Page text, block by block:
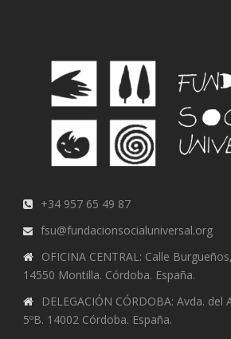
+34 957 65 49 87
fsu@fundacionsocialuniversal.org
OFICINA CENTRAL: Calle
14550 Montilla. Córdoba. España.
DELEGACIÓN CÓRDOBA: Avda.
5ºB. 14002 Córdoba. España.